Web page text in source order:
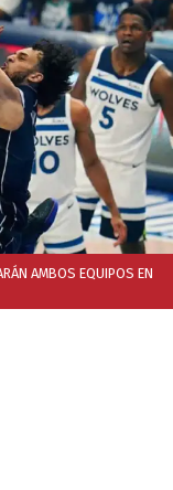
AMBOS EQUIPOS EN